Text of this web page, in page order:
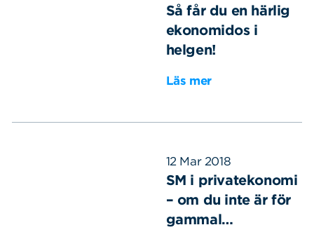
Så får du en härlig
ekonomidos i
helgen!
Läs mer
12 Mar 2018
SM i privatekonomi
– om du inte är för
gammal…